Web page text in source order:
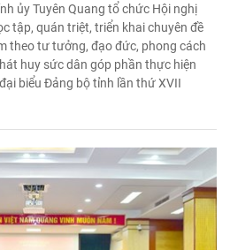
ủy Tuyên Quang tổ chức Hội nghị
tập, quán triệt, triển khai chuyên đề
theo tư tưởng, đạo đức, phong cách
huy sức dân góp phần thực hiện
biểu Đảng bộ tỉnh lần thứ XVII